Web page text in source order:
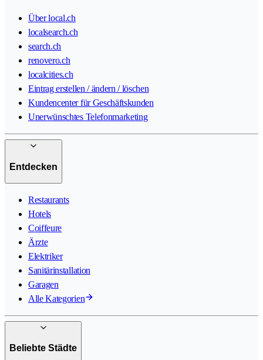
Über local.ch
localsearch.ch
search.ch
renovero.ch
localcities.ch
Eintrag erstellen / ändern / löschen
Kundencenter für Geschäftskunden
Unerwünschtes Telefonmarketing
Entdecken
Restaurants
Hotels
Coiffeure
Ärzte
Elektriker
Sanitärinstallation
Garagen
Alle Kategorien
Beliebte Städte